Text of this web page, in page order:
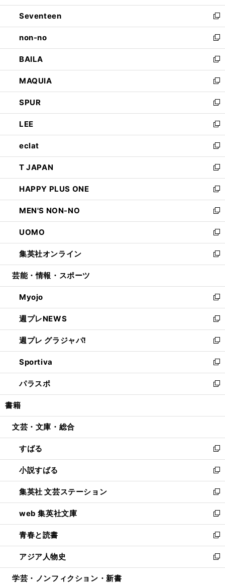
開
く
ウ
で
開
く
ン
ド
ウ
で
開
く
Seventeen
新
し
い
ウ
ィ
ン
ド
ウ
で
開
く
non-no
新
し
い
ウ
ィ
ン
ド
ウ
で
開
く
BAILA
新
し
い
ウ
ィ
ン
ド
ウ
で
開
く
MAQUIA
新
し
い
ウ
ィ
ン
ド
ウ
で
開
く
SPUR
新
し
い
ウ
ィ
ン
ド
ウ
で
開
く
LEE
新
し
い
ウ
ィ
ン
ド
ウ
で
開
く
eclat
新
し
い
ウ
ィ
ン
ド
ウ
で
開
く
T JAPAN
新
し
い
ウ
ィ
ン
ド
ウ
で
開
HAPPY PLUS ONE
新
し
い
ウ
ィ
ン
ド
ウ
開
く
MEN'S NON-NO
新
し
い
ウ
ィ
ン
ウ
で
開
く
UOMO
新
し
い
ウ
ン
ド
ウ
で
開
く
集英社オンライン
新
し
ウ
ィ
ン
ド
ウ
で
開
く
芸能・情報・スポーツ
Myojo
新
し
い
ウ
ィ
ン
ド
ウ
で
開
週プレNEWS
新
し
い
ウ
ィ
ン
ド
ウ
開
週プレ グラジャパ!
新
し
い
ウ
ィ
ン
ウ
開
く
Sportiva
新
し
い
ウ
ン
ウ
で
開
く
パラスポ
新
し
ウ
ン
ド
ウ
で
開
く
書籍
文芸・文庫・総合
すばる
新
し
い
ウ
ィ
ン
ド
ウ
で
開
く
小説すばる
新
し
い
ウ
ィ
ン
ド
ウ
で
開
集英社 文芸ステーション
新
し
い
ウ
ィ
ン
ド
ウ
web 集英社文庫
新
し
い
ウ
ィ
ン
青春と読書
新
し
い
ウ
アジア人物史
新
し
学芸・ノンフィクション・新書